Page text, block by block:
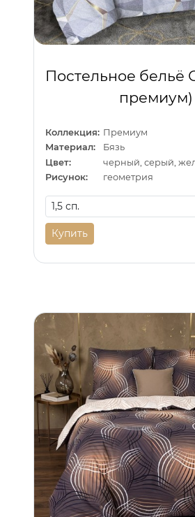
Постельное бельё
премиум)
Коллекция: Премиум
Материал:
Бязь
Цвет:
черный, серый,
Рисунок:
геометрия
Купить